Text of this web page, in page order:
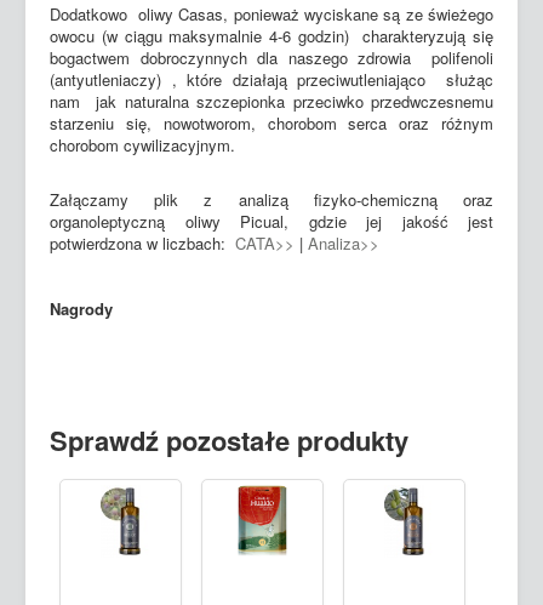
Dodatkowo oliwy Casas, ponieważ wyciskane są ze świeżego
owocu (w ciągu maksymalnie 4-6 godzin) charakteryzują się
bogactwem dobroczynnych dla naszego zdrowia polifenoli
(antyutleniaczy) , które działają przeciwutleniająco służąc
nam jak naturalna szczepionka przeciwko przedwczesnemu
starzeniu się, nowotworom, chorobom serca oraz różnym
chorobom cywilizacyjnym.
Załączamy plik z analizą fizyko-chemiczną oraz
organoleptyczną oliwy Picual, gdzie jej jakość jest
potwierdzona w liczbach: CATA>> | Analiza>>
Nagrody
Sprawdź pozostałe produkty